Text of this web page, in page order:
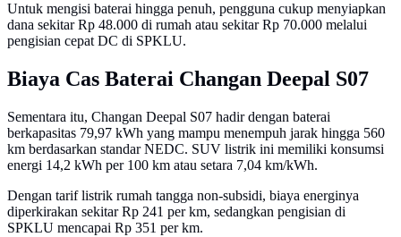
Untuk mengisi baterai hingga penuh, pengguna cukup menyiapkan
dana sekitar Rp 48.000 di rumah atau sekitar Rp 70.000 melalui
pengisian cepat DC di SPKLU.
Biaya Cas Baterai Changan Deepal S07
Sementara itu, Changan Deepal S07 hadir dengan baterai
berkapasitas 79,97 kWh yang mampu menempuh jarak hingga 560
km berdasarkan standar NEDC. SUV listrik ini memiliki konsumsi
energi 14,2 kWh per 100 km atau setara 7,04 km/kWh.
Dengan tarif listrik rumah tangga non-subsidi, biaya energinya
diperkirakan sekitar Rp 241 per km, sedangkan pengisian di
SPKLU mencapai Rp 351 per km.